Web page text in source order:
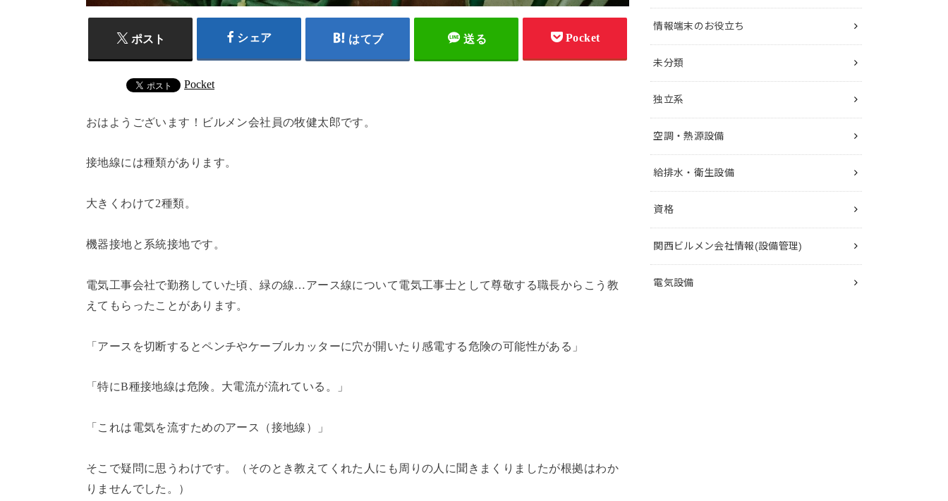
ポスト シェア はてブ 送る Pocket
Pocket
おはようございます！ビルメン会社員の牧健太郎です。
接地線には種類があります。
大きくわけて2種類。
機器接地と系統接地です。
電気工事会社で勤務していた頃、緑の線…アース線について電気工事士として尊敬する職長からこう教
えてもらったことがあります。
「アースを切断するとペンチやケーブルカッターに穴が開いたり感電する危険の可能性がある」
「特にB種接地線は危険。大電流が流れている。」
「これは電気を流すためのアース（接地線）」
そこで疑問に思うわけです。（そのとき教えてくれた人にも周りの人に聞きまくりましたが根拠はわか
りませんでした。）
情報端末のお役立ち
未分類
独立系
空調・熱源設備
給排水・衛生設備
資格
関西ビルメン会社情報(設備管理)
電気設備